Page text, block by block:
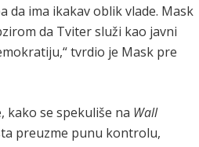
ima ikakav oblik vlade. Mask
da Tviter služi kao javni
tvrdio je Mask pre
kako se spekuliše na Wall
preuzme punu kontrolu,